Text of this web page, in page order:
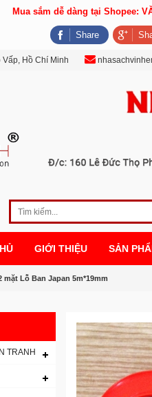
Hồ Chí Minh
GIỚI THIỆU SẢN
Lỗ Ban Japan 5m*19mm
TRANH
Mua sắm dễ dàng tại Shopee:
Share